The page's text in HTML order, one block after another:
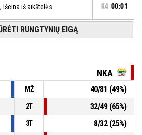
, Išeina iš aikštelės K4 00:01
į aikštelę
12, Joris Meškys, Išprovokuota pražanga
, Asmeninė pražanga K4 00:01
24, Jokūbas Dudonis , Išeina iš aikštelės
RUNGTYNIŲ EIGĄ
NKA
MŽ 40/81 (49%)
2T 32/49(65%)
3T 8/32(25%)